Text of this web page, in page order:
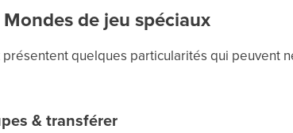
de jeu spéciaux
quelques particularités qui peuvent
& transférer